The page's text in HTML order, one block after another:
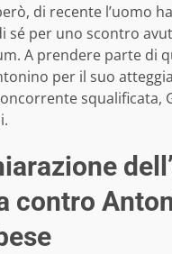
di recente l’uomo
sé per uno scontro
A prendere parte di
per il suo
squalificata,
contro